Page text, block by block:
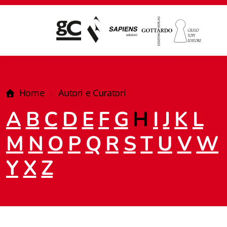
Home Autori e Curatori
ABCDEFGH IJKL
MNOPQRSTUVW
YXZ